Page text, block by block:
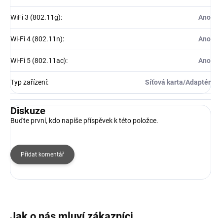
WiFi 3 (802.11g): Ano
Wi-Fi 4 (802.11n): Ano
Wi-Fi 5 (802.11ac): Ano
Typ zařízení: Síťová karta/Adaptér
Diskuze
Buďte první, kdo napíše příspěvek k této položce.
Přidat komentář